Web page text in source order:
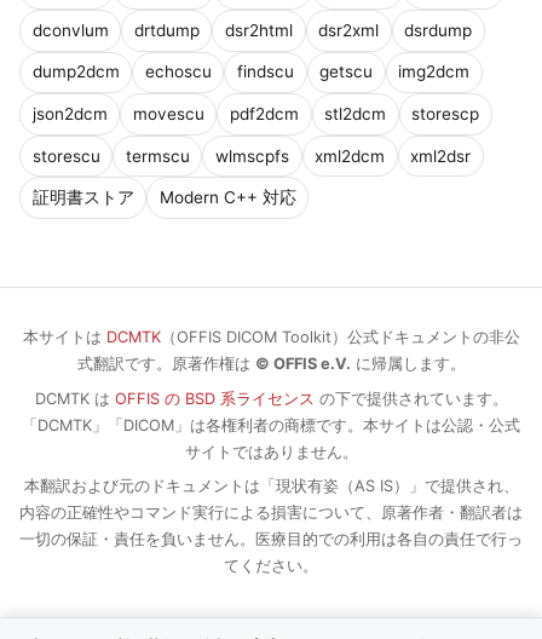
dconvlum drtdump dsr2html dsr2xml dsrdump
dump2dcm echoscu findscu getscu img2dcm
json2dcm movescu pdf2dcm stl2dcm storescp
storescu termscu wlmscpfs xml2dcm xml2dsr
証明書ストア Modern C++ 対応
本サイトは DCMTK（OFFIS DICOM Toolkit）公式ドキュメントの非公
式翻訳です。原著作権は © OFFIS e.V. に帰属します。
DCMTK は OFFIS の BSD 系ライセンス の下で提供されています。
「DCMTK」「DICOM」は各権利者の商標です。本サイトは公認・公式
サイトではありません。
本翻訳および元のドキュメントは「現状有姿（AS IS）」で提供され、
内容の正確性やコマンド実行による損害について、原著作者・翻訳者は
一切の保証・責任を負いません。医療目的での利用は各自の責任で行っ
てください。